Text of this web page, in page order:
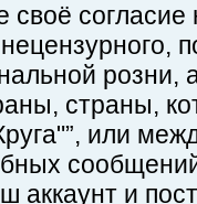
своё
страны,
или
аккаунт и